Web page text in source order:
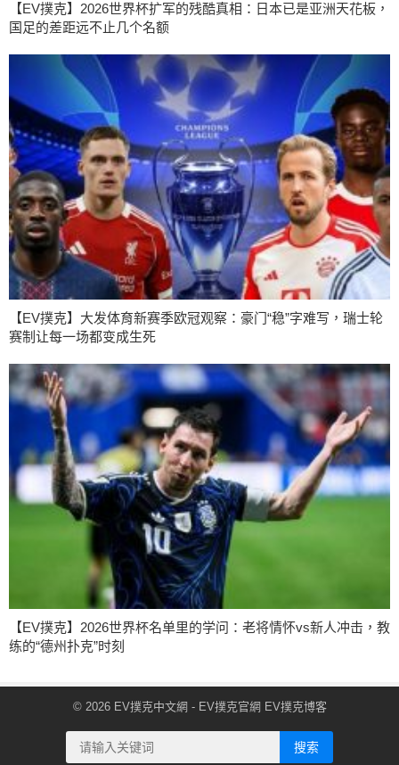
【EV撲克】2026世界杯扩军的残酷真相：日本已是亚洲天花板，
国足的差距远不止几个名额
【EV撲克】大发体育新赛季欧冠观察：豪门“稳”字难写，瑞士轮
赛制让每一场都变成生死
【EV撲克】2026世界杯名单里的学问：老将情怀vs新人冲击，教
练的“德州扑克”时刻
© 2026 EV撲克中文網 - EV撲克官網 EV撲克博客
搜索